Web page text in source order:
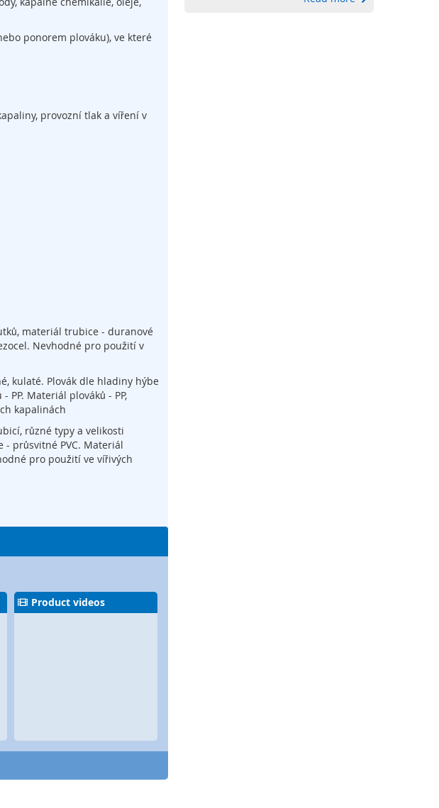
ponorem plováku), ve které
provozní tlak a víření v
materiál trubice - duranové
Nevhodné pro použití v
kulaté. Plovák dle hladiny hýbe
Materiál plováků - PP,
kapalinách
různé typy a velikosti
- průsvitné PVC. Materiál
pro použití ve vířivých
Product videos